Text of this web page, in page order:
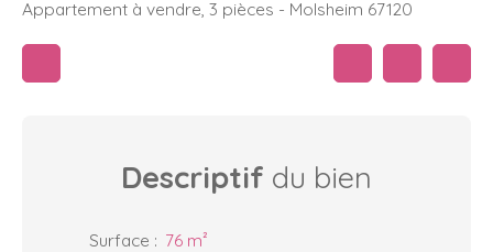
Appartement à vendre, 3 pièces - Molsheim 67120
Descriptif du bien
Surface : 76 m²